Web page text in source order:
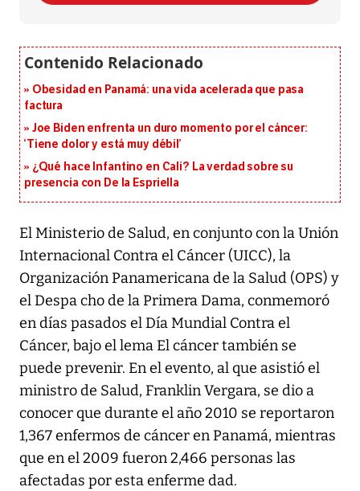
Obesidad en Panamá: una vida acelerada que pasa
factura
Joe Biden enfrenta un duro momento por el cáncer:
‘Tiene dolor y está muy débil’
¿Qué hace Infantino en Cali? La verdad sobre su
presencia con De la Espriella
El Ministerio de Salud, en conjunto con la Unión
Internacional Contra el Cáncer (UICC), la
Organización Panamericana de la Salud (OPS) y
el Despa cho de la Primera Dama, conmemoró
en días pasados el Día Mundial Contra el
Cáncer, bajo el lema El cáncer también se
puede prevenir. En el evento, al que asistió el
ministro de Salud, Franklin Vergara, se dio a
conocer que durante el año 2010 se reportaron
1,367 enfermos de cáncer en Panamá, mientras
que en el 2009 fueron 2,466 personas las
afectadas por esta enferme dad.